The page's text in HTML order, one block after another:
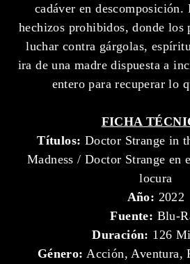
cadáver en descomposición.
hechizos prohibidos, donde los
luchar contra gárgolas,
ira de una madre dispuesta a
entero para recuperar lo
FICHA
Títulos: Doctor Strange in
Madness / Doctor Strange en
locura
Año: 2022
Fuente: Blu-
Duración: 126
Género: Acción, Aventura,